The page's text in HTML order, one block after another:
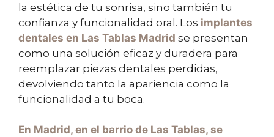
la estética de tu sonrisa, sino también tu
confianza y funcionalidad oral. Los implantes
dentales en Las Tablas Madrid se presentan
como una solución eficaz y duradera para
reemplazar piezas dentales perdidas,
devolviendo tanto la apariencia como la
funcionalidad a tu boca.
En Madrid, en el barrio de Las Tablas, se